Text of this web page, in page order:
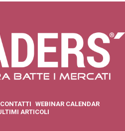
CONTATTI WEBINAR CALENDAR
ARTICOLI